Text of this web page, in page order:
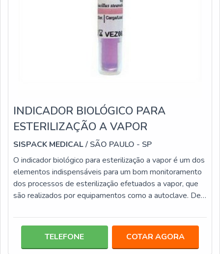
INDICADOR BIOLÓGICO PARA
ESTERILIZAÇÃO A VAPOR
SISPACK MEDICAL/ SÃO PAULO - SP
O indicador biológico para esterilização a vapor é um dos
elementos indispensáveis para um bom monitoramento
dos processos de esterilização efetuados a vapor, que
são realizados por equipamentos como a autoclave. De
confeccionados em ampolas, que possuem disco
nutriente. Eles são disponibilizados em caixas com
TELEFONE COTAR AGORA